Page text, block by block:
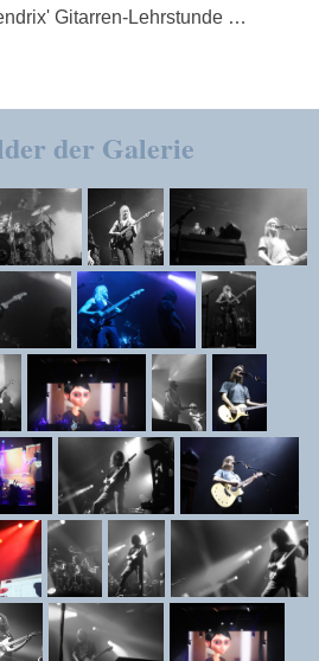
Gitarren-Lehrstunde …
der Galerie